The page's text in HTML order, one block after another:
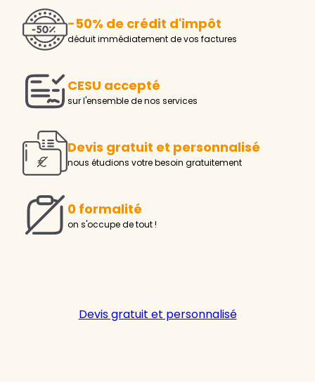
-50% de crédit d'impôt
déduit immédiatement de vos factures
CESU accepté
sur l'ensemble de nos services
Devis gratuit et personnalisé
nous étudions votre besoin gratuitement
0 formalité
on s'occupe de tout !
Devis gratuit et personnalisé